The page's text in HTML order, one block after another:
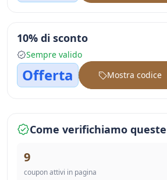
10% di sconto
Sempre valido
Offerta ••••••
Mostra codice
Come verifichiamo
9
coupon attivi in pagina